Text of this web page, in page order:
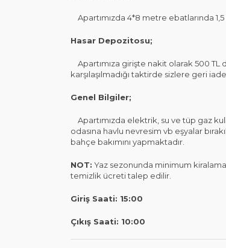
Apartımızda 4*8 metre ebatlarında
Hasar Depozitosu;
Apartımıza girişte nakit olarak 500 TL
karşılaşılmadığı taktirde sizlere geri
Genel Bilgiler;
Apartımızda elektrik, su ve tüp gaz
odasına havlu nevresim vb eşyalar
bahçe bakımını yapmaktadır.
NOT: Yaz sezonunda minimum
temizlik ücreti talep edilir.
Giriş Saati: 15:00
Çıkış Saati: 10:00